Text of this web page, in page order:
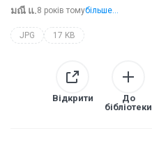
มณี แ.8 років томубільше...
JPG 17 KB
Відкрити
До
бібліотеки